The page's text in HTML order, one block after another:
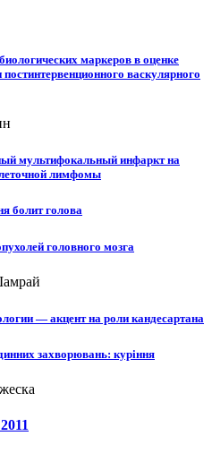
маркеров в оценке
васкулярного
мультифокальный инфаркт на
лимфомы
болит голова
головного мозга
— акцент на роли кандесартана
захворювань: куріння